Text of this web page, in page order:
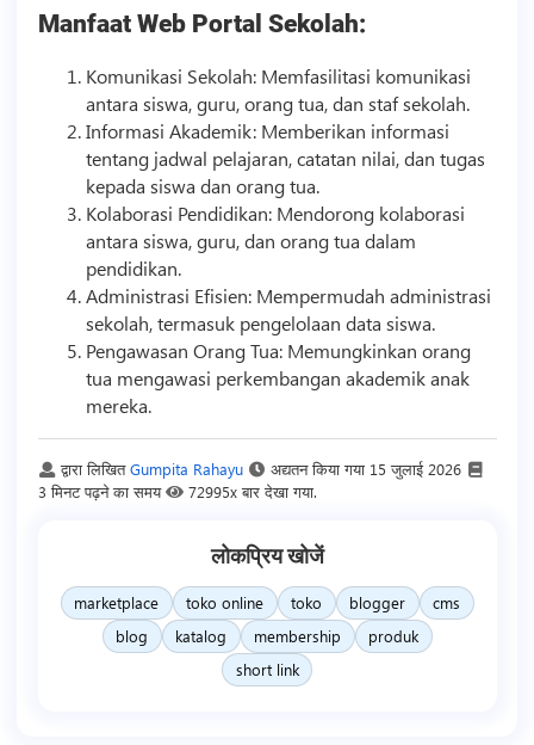
Manfaat Web Portal Sekolah:
Komunikasi Sekolah: Memfasilitasi komunikasi
antara siswa, guru, orang tua, dan staf sekolah.
Informasi Akademik: Memberikan informasi
tentang jadwal pelajaran, catatan nilai, dan tugas
kepada siswa dan orang tua.
Kolaborasi Pendidikan: Mendorong kolaborasi
antara siswa, guru, dan orang tua dalam
pendidikan.
Administrasi Efisien: Mempermudah administrasi
sekolah, termasuk pengelolaan data siswa.
Pengawasan Orang Tua: Memungkinkan orang
tua mengawasi perkembangan akademik anak
mereka.
द्वारा लिखितGumpita Rahayu अद्यतन किया गया 15 जुलाई 2026
3 मिनट पढ़ने का समय
72995x बार देखा गया.
लोकप्रिय खोजें
marketplace toko online toko blogger
cms
blog
katalog membership
produk
short link